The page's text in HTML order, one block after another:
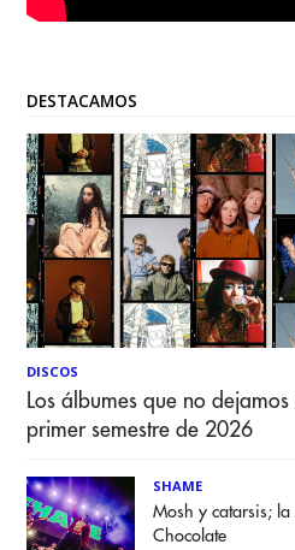
DESTACAMOS
DISCOS
Los álbumes que no dejamos
primer semestre de 2026
SHAME
Mosh y catarsis;
Chocolate